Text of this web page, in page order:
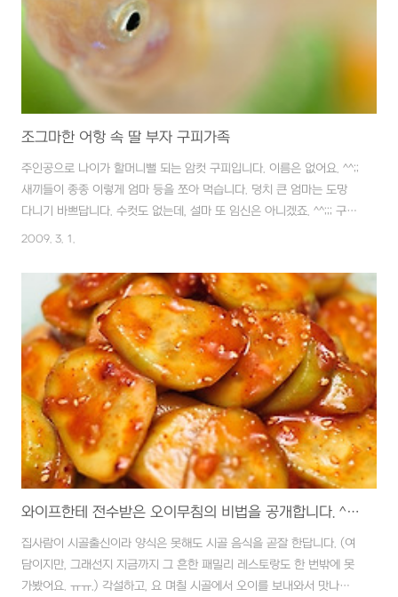
조그마한 어항 속 딸 부자 구피가족
주인공으로 나이가 할머니뻘 되는 암컷 구피입니다. 이름은 없어요. ^^;;
새끼들이 종종 이렇게 엄마 등을 쪼아 먹습니다. 덩치 큰 엄마는 도망
다니기 바쁘답니다. 수컷도 없는데, 설마 또 임신은 아니겠죠. ^^;;; 구피
응가 보이나요?? ㅎㅎ 2006년 말 열대어를 취미로 키우는 직장동료로
신기하던지... 하지만, 또 얼마 후 갑자기 아빠가 그리고 엄마가 뒤따라
죽었습니다. 새끼들은 무럭무럭 컸지만 안타깝게도 수컷 한 마리 남겨
두고 모두 감쪽 같이 사라졌습니다. 이 녀석들은 죽으면 자기들끼리 처
리하나 봅니다. ㅠ 어느 날 보면 감쪽같이 없어지네요. 그래서 외로운
수놈을 위해서 마트에서 지금의 엄마(사진에 보이는)를 입양을 해왔습
니다...
2009. 3. 1.
와이프한테 전수받은 오이무침의 비법을 공개합니다. ^▽^)/
집사람이 시골출신이라 양식은 못해도 시골 음식을 곧잘 한답니다. (여
담이지만, 그래선지 지금까지 그 흔한 패밀리 레스토랑도 한 번밖에 못
가봤어요. ㅠㅠ.) 각설하고, 요 며칠 시골에서 오이를 보내와서 맛나게